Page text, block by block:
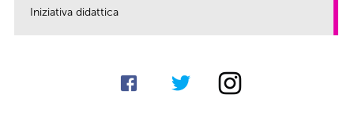
Iniziativa didattica